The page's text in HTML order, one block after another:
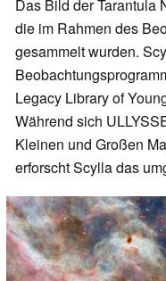
Das Bild der Tarantula
die im Rahmen des
gesammelt wurden.
Legacy Library of
Während sich
Kleinen und Großen
erforscht Scylla das